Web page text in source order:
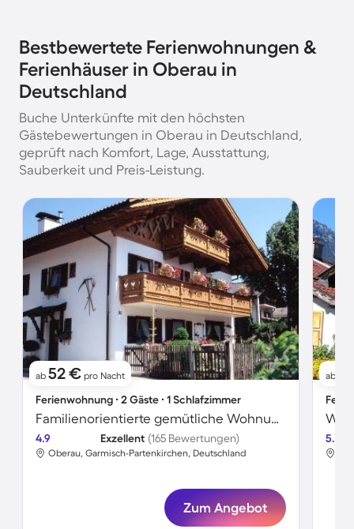
Bestbewertete Ferienwohnungen &
Ferienhäuser in Oberau in
Deutschland
Buche Unterkünfte mit den höchsten
Gästebewertungen in Oberau in Deutschland,
geprüft nach Komfort, Lage, Ausstattung,
Sauberkeit und Preis-Leistung.
ab 52 € pro Nacht
Ferienwohnung ∙ 2 Gäste ∙ 1 Schlafzimmer
Familienorientierte gemütliche Wohnung | Naturblick
4.9 Exzellent (165 Bewertungen)
Oberau, Garmisch-Partenkirchen, Deutschland
Zum Angebot
ab
5.0